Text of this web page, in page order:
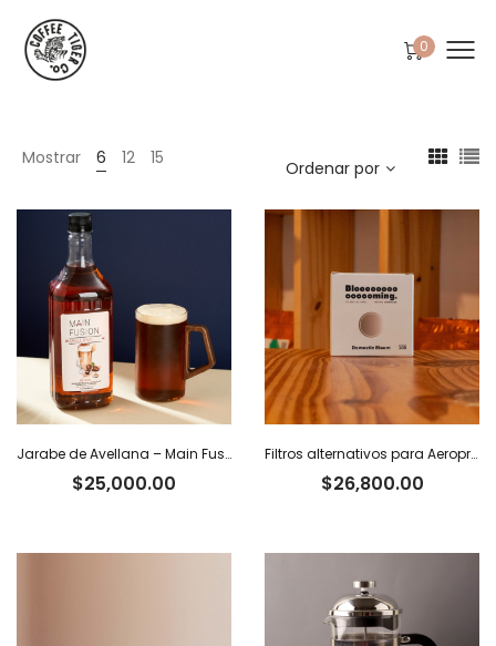
0
Mostrar 6 12 15 Ordenar por
Jarabe de Avellana – Main Fusion
$25,000.00
Filtros alternativos para Aeropress x 100 u.
$26,800.00